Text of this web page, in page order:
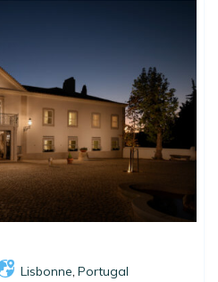
Lisbonne, Portugal